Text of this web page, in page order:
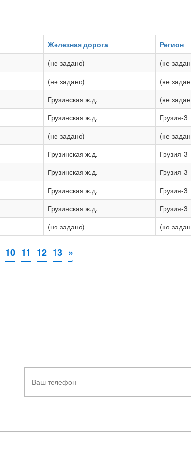
Железная дорога
Регион
(не задано)
(не
(не задано)
(не
Грузинская ж.д.
(не
Грузинская ж.д.
Грузия-3
(не задано)
(не
Грузинская ж.д.
Грузия-3
Грузинская ж.д.
Грузия-3
Грузинская ж.д.
Грузия-3
Грузинская ж.д.
Грузия-3
(не задано) (не
10 11 12 13 »